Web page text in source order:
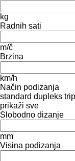
kg
Radnih sati
m/č
Brzina
km/h
Način podizanja
standard dupleks
prikaži sve
Slobodno dizanje
mm
Visina podizanja